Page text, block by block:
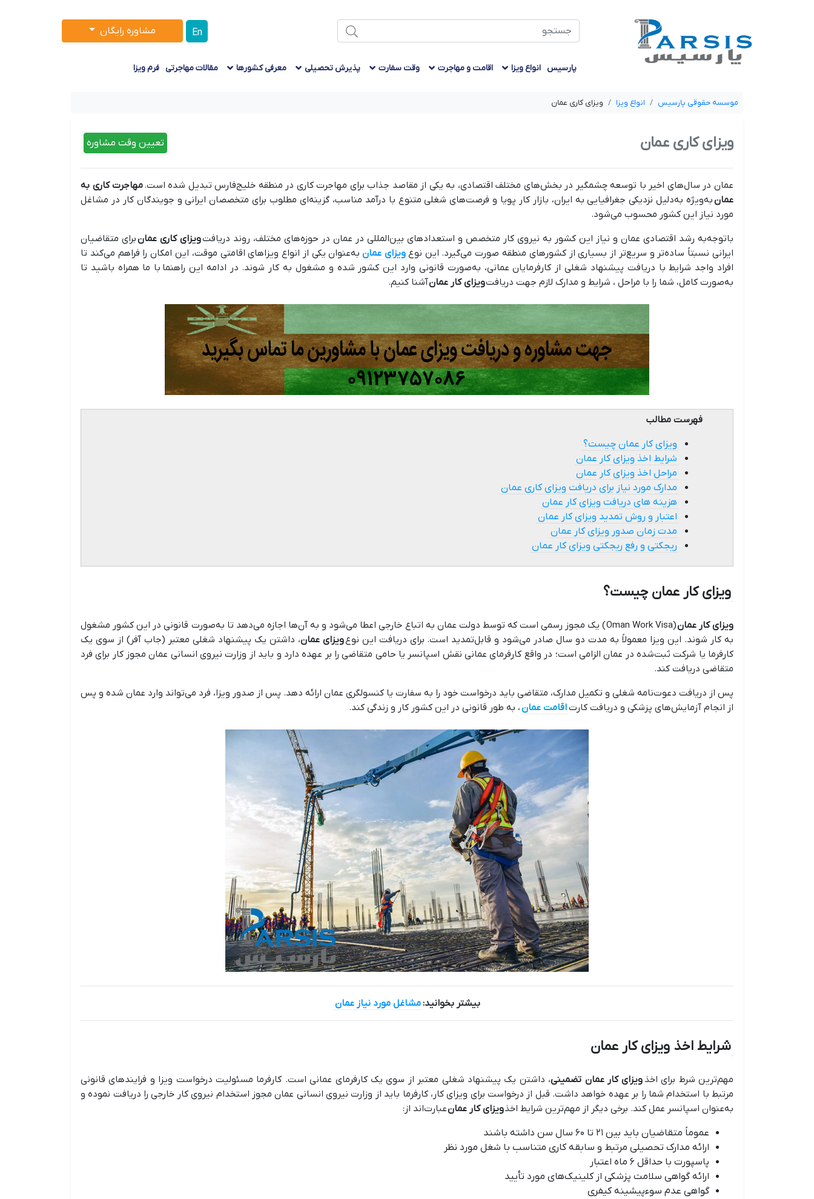
جستجو
En مشاوره رایگان
پارسیس انواع ویزا اقامت و مهاجرت وقت سفارت پذیرش تحصیلی معرفی کشورها مقالات مهاجرتی فرم ویزا
موسسه حقوقی پارسیس انواع ویزا ویزای کاری عمان
ویزای کاری عمان تعیین وقت مشاوره
عمان در سال‌های اخیر با توسعه چشمگیر در بخش‌های مختلف اقتصادی، به یکی از مقاصد جذاب برای مهاجرت کاری در منطقه خلیج‌فارس تبدیل شده است.مهاجرت کاری به
عمانبه‌ویژه به‌دلیل نزدیکی جغرافیایی به ایران، بازار کار پویا و فرصت‌های شغلی متنوع با درآمد مناسب، گزینه‌ای مطلوب برای متخصصان ایرانی و جویندگان کار در مشاغل
مورد نیاز این کشور محسوب می‌شود.
باتوجه‌به رشد اقتصادی عمان و نیاز این کشور به نیروی کار متخصص و استعدادهای بین‌المللی در عمان در حوزه‌های مختلف، روند دریافتویزای کاری عمانبرای متقاضیان
ایرانی نسبتاً ساده‌تر و سریع‌تر از بسیاری از کشورهای منطقه صورت می‌گیرد. این نوع ویزای عمان به‌عنوان یکی از انواع ویزاهای اقامتی موقت، این امکان را فراهم می‌کند تا
افراد واجد شرایط با دریافت پیشنهاد شغلی از کارفرمایان عمانی، به‌صورت قانونی وارد این کشور شده و مشغول به کار شوند. در ادامه این راهنما با ما همراه باشید تا
به‌صورت کامل، شما را با مراحل ، شرایط و مدارک لازم جهت دریافتویزای کار عمانآشنا کنیم.
فهرست مطالب
ویزای کار عمان چیست؟
شرایط اخذ ویزای کار عمان
مراحل اخذ ویزای کار عمان
مدارک مورد نیاز برای دریافت ویزای کاری عمان
هزینه های دریافت ویزای کار عمان
اعتبار و روش تمدید ویزای کار عمان
مدت زمان صدور ویزای کار عمان
ریجکتی و رفع ریجکتی ویزای کار عمان
ویزای کار عمان چیست؟
ویزای کار عمان
(Oman Work Visa) یک مجوز رسمی است که توسط دولت عمان به اتباع خارجی اعطا می‌شود و به آن‌ها اجازه می‌دهد تا به‌صورت قانونی در این کشور مشغول
به کار شوند. این ویزا معمولاً به مدت دو سال صادر می‌شود و قابل‌تمدید است. برای دریافت این نوعویزای عمان، داشتن یک پیشنهاد شغلی معتبر (جاب آفر) از سوی یک
کارفرما یا شرکت ثبت‌شده در عمان الزامی است؛ در واقع کارفرمای عمانی نقش اسپانسر یا حامی متقاضی را بر عهده دارد و باید از وزارت نیروی انسانی عمان مجوز کار برای فرد
متقاضی دریافت کند.
پس از دریافت دعوت‌نامه شغلی و تکمیل مدارک، متقاضی باید درخواست خود را به سفارت یا کنسولگری عمان ارائه دهد. پس از صدور ویزا، فرد می‌تواند وارد عمان شده و پس
از انجام آزمایش‌های پزشکی و دریافت کارتاقامت عمان، به طور قانونی در این کشور کار و زندگی کند.
بیشتر بخوانید:مشاغل مورد نیاز عمان
شرایط اخذ ویزای کار عمان
مهم‌ترین شرط برای اخذ ویزای کار عمان تضمینی، داشتن یک پیشنهاد شغلی معتبر از سوی یک کارفرمای عمانی است. کارفرما مسئولیت درخواست ویزا و فرایندهای قانونی
مرتبط با استخدام شما را بر عهده خواهد داشت. قبل از درخواست برای ویزای کار، کارفرما باید از وزارت نیروی انسانی عمان مجوز استخدام نیروی کار خارجی را دریافت نموده و
به‌عنوان اسپانسر عمل کند. برخی دیگر از مهم‌ترین شرایط اخذویزای کار عمانعبارت‌اند از:
عموماً متقاضیان باید بین ۲۱ تا ۶۰ سال سن داشته باشند
ارائه مدارک تحصیلی مرتبط و سابقه کاری متناسب با شغل مورد نظر
پاسپورت با حداقل ۶ ماه اعتبار
ارائه گواهی سلامت پزشکی از کلینیک‌های مورد تأیید
گواهی عدم سوءپیشینه کیفری